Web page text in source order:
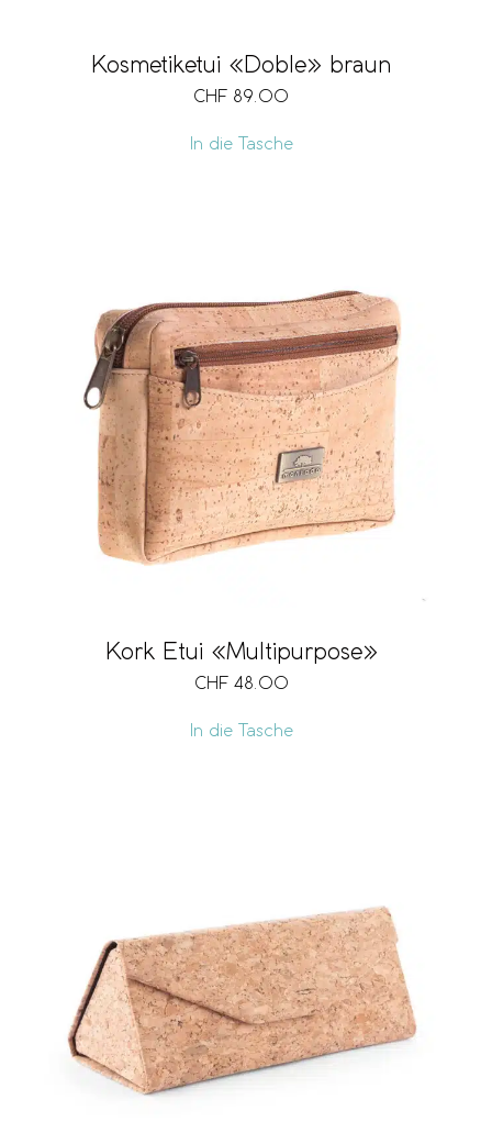
Kosmetiketui «Doble» braun
CHF 89.00
In die Tasche
Kork Etui «Multipurpose»
CHF 48.00
In die Tasche